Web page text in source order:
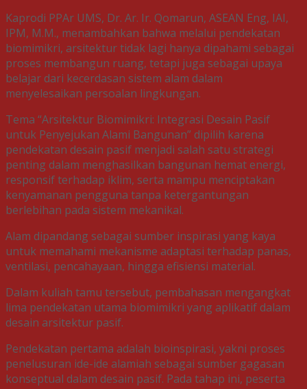
Kaprodi PPAr UMS, Dr. Ar. Ir. Qomarun, ASEAN Eng, IAI,
IPM, M.M., menambahkan bahwa melalui pendekatan
biomimikri, arsitektur tidak lagi hanya dipahami sebagai
proses membangun ruang, tetapi juga sebagai upaya
belajar dari kecerdasan sistem alam dalam
menyelesaikan persoalan lingkungan.
Tema “Arsitektur Biomimikri: Integrasi Desain Pasif
untuk Penyejukan Alami Bangunan” dipilih karena
pendekatan desain pasif menjadi salah satu strategi
penting dalam menghasilkan bangunan hemat energi,
responsif terhadap iklim, serta mampu menciptakan
kenyamanan pengguna tanpa ketergantungan
berlebihan pada sistem mekanikal.
Alam dipandang sebagai sumber inspirasi yang kaya
untuk memahami mekanisme adaptasi terhadap panas,
ventilasi, pencahayaan, hingga efisiensi material.
Dalam kuliah tamu tersebut, pembahasan mengangkat
lima pendekatan utama biomimikri yang aplikatif dalam
desain arsitektur pasif.
Pendekatan pertama adalah bioinspirasi, yakni proses
penelusuran ide-ide alamiah sebagai sumber gagasan
konseptual dalam desain pasif. Pada tahap ini, peserta